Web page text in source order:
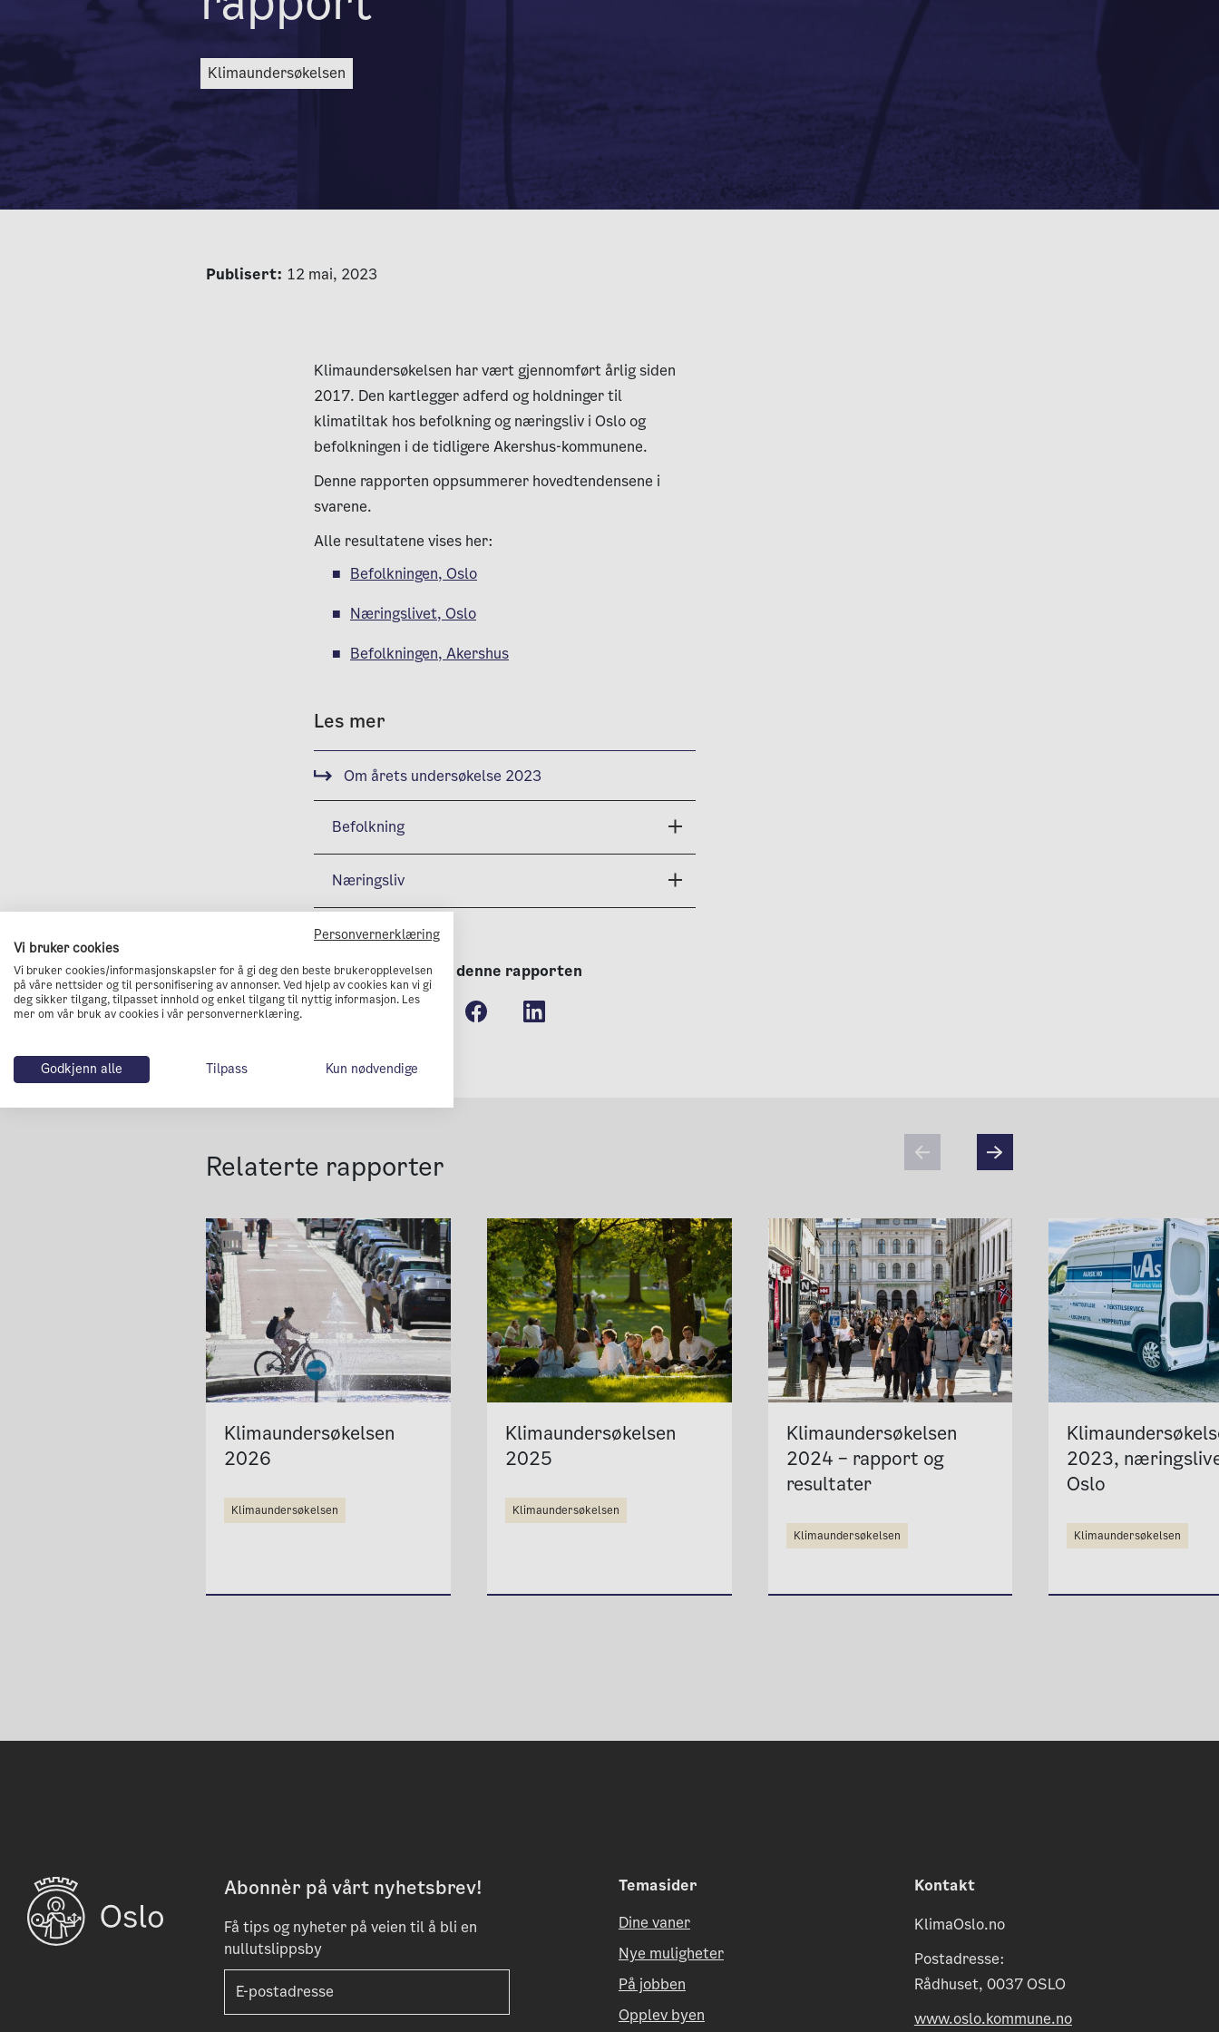
klimaundersøkelsen
Publisert: 12 mai, 2023
Klimaundersøkelsen har vært gjennomført årlig siden
2017. Den kartlegger adferd og holdninger til
klimatiltak hos befolkning og næringsliv i Oslo og
befolkningen i de tidligere Akershus-kommunene.
Denne rapporten oppsummerer hovedtendensene i
svarene.
Alle resultatene vises her:
Befolkningen, Oslo
Næringslivet, Oslo
Befolkningen, Akershus
Les mer
Om årets undersøkelse 2023
Befolkning
Næringsliv
Del denne rapporten
Relaterte rapporter
Klimaundersøkelsen
2026
klimaundersøkelsen
Klimaundersøkelsen
2025
klimaundersøkelsen
Klimaundersøkelsen
2024 – rapport og
resultater
klimaundersøkelsen
2023,
Oslo
klimaundersøkelsen
Abonnèr på vårt nyhetsbrev!
Få tips og nyheter på veien til å bli en
nullutslippsby
Temasider
Dine vaner
Nye muligheter
På jobben
Opplev byen
Kontakt
KlimaOslo.no
Postadresse:
Rådhuset, 0037 OSLO
www.oslo.kommune.no
Personvernerklæring
Vi bruker cookies
Vi bruker cookies/informasjonskapsler for å gi deg den beste brukeropplevelsen
på våre nettsider og til personifisering av annonser. Ved hjelp av cookies kan vi gi
deg sikker tilgang, tilpasset innhold og enkel tilgang til nyttig informasjon. Les
mer om vår bruk av cookies i vår personvernerklæring.
Godkjenn alle Tilpass Kun nødvendige